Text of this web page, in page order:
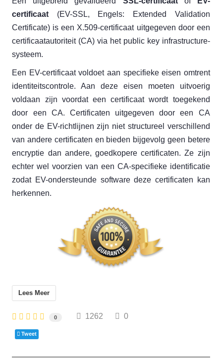
certificaat (EV-SSL, Engels: Extended Validation
Certificate) is een X.509-certificaat uitgegeven door een
certificaatautoriteit (CA) via het public key infrastructure-
systeem.
Een EV-certificaat voldoet aan specifieke eisen omtrent
identiteitscontrole. Aan deze eisen moeten uitvoerig
voldaan zijn voordat een certificaat wordt toegekend
door een CA. Certificaten uitgegeven door een CA
onder de EV-richtlijnen zijn niet structureel verschillend
van andere certificaten en bieden bijgevolg geen betere
encryptie dan andere, goedkopere certificaten. Ze zijn
echter wel voorzien van een CA-specifieke identificatie
zodat EV-ondersteunde software deze certificaten kan
herkennen.
Lees Meer
0 1262 0
Tweet